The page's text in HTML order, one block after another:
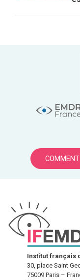
Institut français
30, place Saint
75009 Paris –